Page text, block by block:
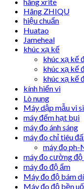
hãng xrite
Hãng ZHIQU
hiệu chuẩn
Huatao
Jameheal
khúc xạ kế
khúc xạ kế
khúc xạ kế
khúc xạ kế
kính hiển vi
Lò nung
Máy dập mẫu vi
máy đếm hạt bụi
máy đo ánh sáng
máy đo chỉ tiêu
máy đo ph-
máy đo cường độ
máy đo độ ẩm
Máy đo độ bám
Máy đo độ bền